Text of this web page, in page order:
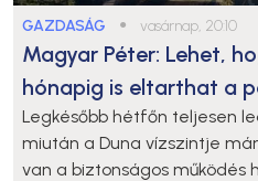
GAZDASÁG ● vasárnap, 20:10
Magyar Péter: Lehet,
hónapig is eltarthat a
Legkésőbb hétfőn teljesen
miután a Duna vízszintje
van a biztonságos működés